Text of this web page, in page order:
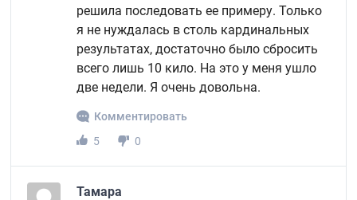
решила последовать ее примеру. Только
я не нуждалась в столь кардинальных
результатах, достаточно было сбросить
всего лишь 10 кило. На это у меня ушло
две недели. Я очень довольна.
Комментировать
5
0
Тамара